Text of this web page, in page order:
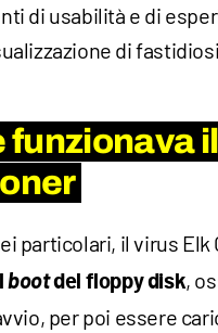
di usabilità e di
di
funzionava
particolari, il virus Elk
bootdel floppy disk,
per poi essere